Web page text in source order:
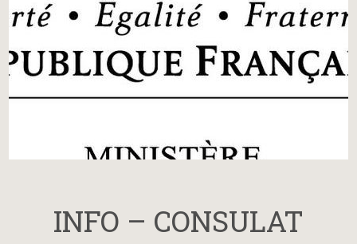
INFO – CONSULAT